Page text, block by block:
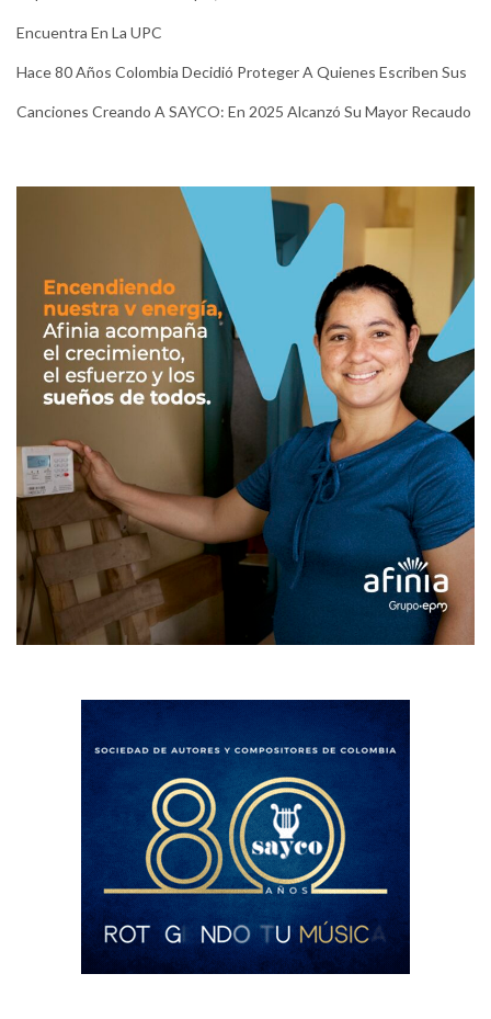
Encuentra En La UPC
Hace 80 Años Colombia Decidió Proteger A Quienes Escriben Sus
Canciones Creando A SAYCO: En 2025 Alcanzó Su Mayor Recaudo